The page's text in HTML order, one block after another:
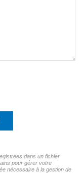
dans un fichier
pour gérer votre
nécessaire à la gestion de